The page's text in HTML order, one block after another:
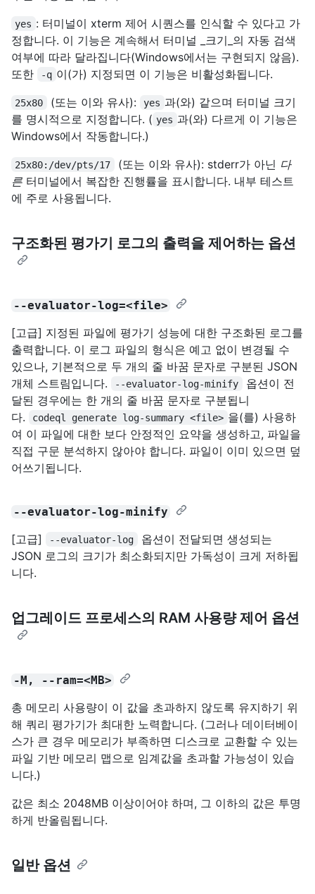
yes : 터미널이 xterm 제어 시퀀스를 인식할 수 있다고 가
정합니다. 이 기능은 계속해서 ​​터미널 _크기_의 자동 검색
여부에 따라 달라집니다(Windows에서는 구현되지 않음).
또한
-q 이(가) 지정되면 이 기능은 비활성화됩니다.
25x80 (또는 이와 유사): yes 과(와) 같으며 터미널 크기
를 명시적으로 지정합니다. ( yes 과(와) 다르게 이 기능은
Windows에서 작동합니다.)
25x80:/dev/pts/17 (또는 이와 유사): stderr가 아닌 다
른 터미널에서 복잡한 진행률을 표시합니다. 내부 테스트
에 주로 사용됩니다.
구조화된 평가기 로그의 출력을 제어하는 옵션
--evaluator-log=<file>
[고급] 지정된 파일에 평가기 성능에 대한 구조화된 로그를
출력합니다. 이 로그 파일의 형식은 예고 없이 변경될 수
있으나, 기본적으로 두 개의 줄 바꿈 문자로 구분된 JSON
개체 스트림입니다.
--evaluator-log-minify
옵션이 전
달된 경우에는 한 개의 줄 바꿈 문자로 구분됩니
다.
codeql generate log-summary <file> 을(를) 사용하
여 이 파일에 대한 보다 안정적인 요약을 생성하고, 파일을
직접 구문 분석하지 않아야 합니다. 파일이 이미 있으면 덮
어쓰기됩니다.
--evaluator-log-minify
[고급] --evaluator-log
옵션이 전달되면 생성되는
JSON 로그의 크기가 최소화되지만 가독성이 크게 저하됩
니다.
업그레이드 프로세스의 RAM 사용량 제어 옵션
-M, --ram=<MB>
총 메모리 사용량이 이 값을 초과하지 않도록 유지하기 위
해 쿼리 평가기가 최대한 노력합니다. (그러나 데이터베이
스가 큰 경우 메모리가 부족하면 디스크로 교환할 수 있는
파일 기반 메모리 맵으로 임계값을 초과할 가능성이 있습
니다.)
값은 최소 2048MB 이상이어야 하며, 그 이하의 값은 투명
하게 반올림됩니다.
일반 옵션